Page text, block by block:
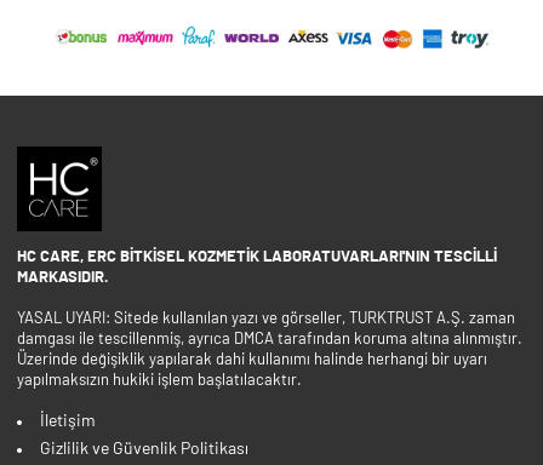
HC CARE, ERC BITKISEL KOZMETIK LABORATUVARLARI'NIN TESCILLI
MARKASIDIR.
YASAL UYARI: Sitede kullanılan yazı ve görseller, TURKTRUST A.Ş. zaman
damgası ile tescillenmiş, ayrıca DMCA tarafından koruma altına alınmıştır.
Üzerinde değişiklik yapılarak dahi kullanımı halinde herhangi bir uyarı
yapılmaksızın hukiki işlem başlatılacaktır.
İletişim
Gizlilik ve Güvenlik Politikası